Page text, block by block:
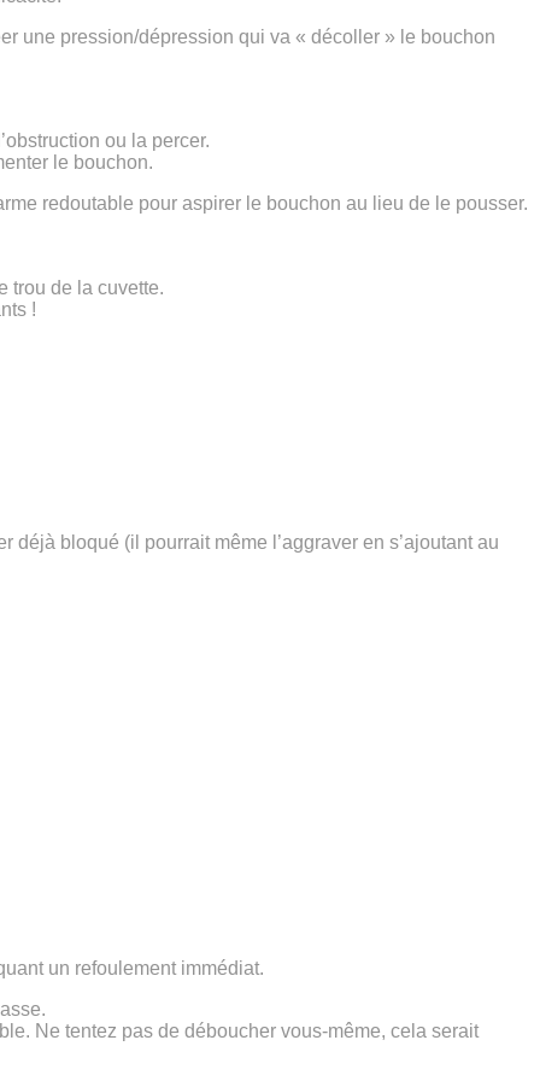
une pression/dépression qui va « décoller » le bouchon
ou la percer.
le bouchon.
redoutable pour aspirer le bouchon au lieu de le pousser.
trou de la cuvette.
!
bloqué (il pourrait même l’aggraver en s’ajoutant au
un refoulement immédiat.
Ne tentez pas de déboucher vous-même, cela serait